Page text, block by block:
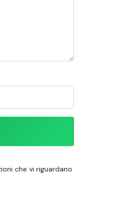
che vi riguardano